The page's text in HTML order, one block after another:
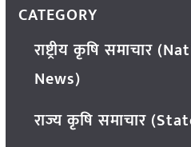
CATEGORY
राष्ट्रीय कृषि समाचार
News)
राज्य कृषि समाचार